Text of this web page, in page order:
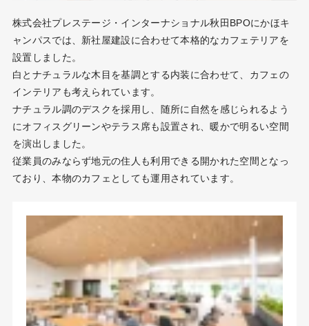
株式会社プレステージ・インターナショナル秋田BPOにかほキ
ャンパスでは、新社屋建設に合わせて本格的なカフェテリアを
設置しました。
白とナチュラルな木目を基調とする内装に合わせて、カフェの
インテリアも考えられています。
ナチュラル調のデスクを採用し、随所に自然を感じられるよう
にオフィスグリーンやテラス席も設置され、暖かで明るい空間
を演出しました。
従業員のみならず地元の住人も利用できる開かれた空間となっ
ており、本物のカフェとしても運用されています。